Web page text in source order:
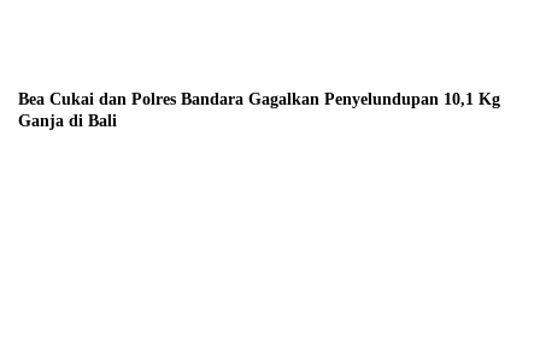
Bea Cukai dan Polres Bandara Gagalkan Penyelundupan 10,1 Kg
Ganja di Bali